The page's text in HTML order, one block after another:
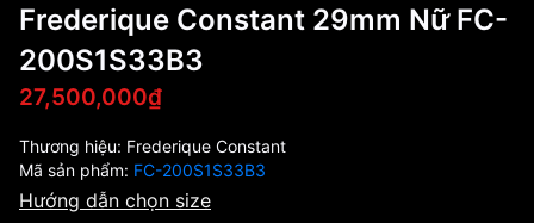
Frederique Constant 29mm Nữ FC-
200S1S33B3
27,500,000₫
Thương hiệu: Frederique Constant
Mã sản phẩm: FC-200S1S33B3
Hướng dẫn chọn size